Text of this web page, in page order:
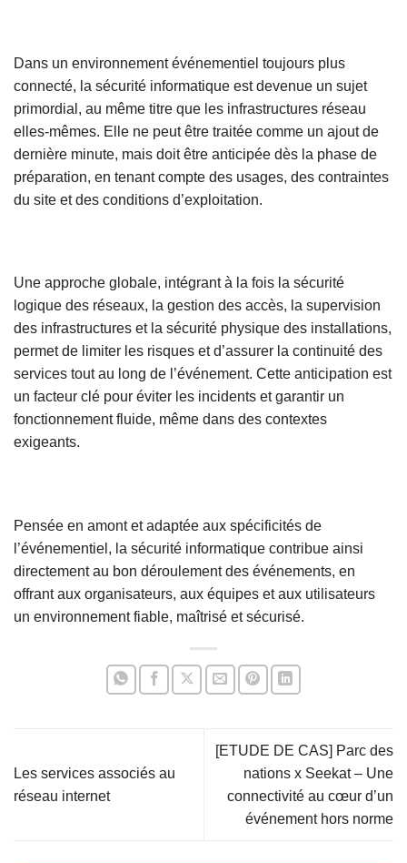
Dans un environnement événementiel toujours plus
connecté, la sécurité informatique est devenue un sujet
primordial, au même titre que les infrastructures réseau
elles-mêmes. Elle ne peut être traitée comme un ajout de
dernière minute, mais doit être anticipée dès la phase de
préparation, en tenant compte des usages, des contraintes
du site et des conditions d’exploitation.
Une approche globale, intégrant à la fois la sécurité
logique des réseaux, la gestion des accès, la supervision
des infrastructures et la sécurité physique des installations,
permet de limiter les risques et d’assurer la continuité des
services tout au long de l’événement. Cette anticipation est
un facteur clé pour éviter les incidents et garantir un
fonctionnement fluide, même dans des contextes
exigeants.
Pensée en amont et adaptée aux spécificités de
l’événementiel, la sécurité informatique contribue ainsi
directement au bon déroulement des événements, en
offrant aux organisateurs, aux équipes et aux utilisateurs
un environnement fiable, maîtrisé et sécurisé.
Les services associés au
réseau internet
[ETUDE DE CAS] Parc des
nations x Seekat – Une
connectivité au cœur d’un
événement hors norme